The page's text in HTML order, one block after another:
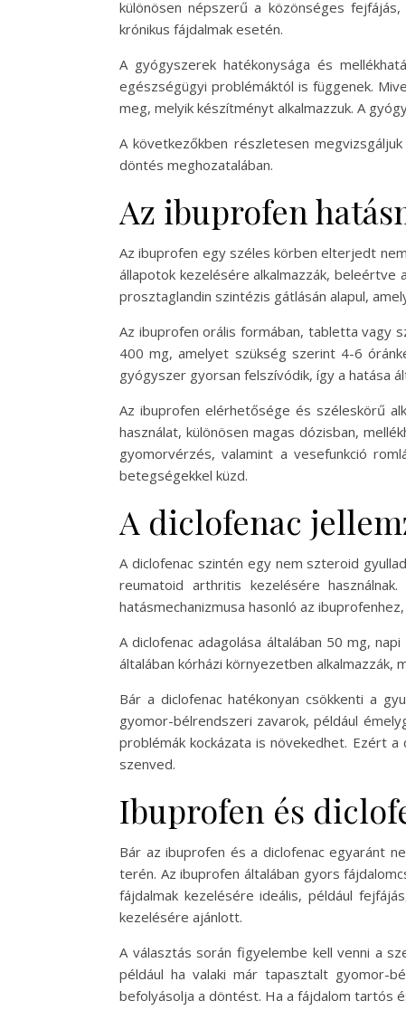
különösen népszerű a közönséges
krónikus fájdalmak esetén.
A gyógyszerek hatékonysága és
egészségügyi problémáktól is függenek.
meg, melyik készítményt alkalmazzuk. A
A következőkben részletesen
döntés meghozatalában.
Az ibuprofen
Az ibuprofen egy széles körben elterjedt
állapotok kezelésére alkalmazzák, beleértve
prosztaglandin szintézis gátlásán alapul,
Az ibuprofen orális formában, tabletta vagy
400 mg, amelyet szükség szerint 4-6
gyógyszer gyorsan felszívódik, így a hatása
Az ibuprofen elérhetősége és széleskörű
használat, különösen magas dózisban,
gyomorvérzés, valamint a vesefunkció
betegségekkel küzd.
A diclofenac
A diclofenac szintén egy nem szteroid
reumatoid arthritis kezelésére
hatásmechanizmusa hasonló az
A diclofenac adagolása általában 50 mg,
általában kórházi környezetben alkalmazzák,
Bár a diclofenac hatékonyan csökkenti a
gyomor-bélrendszeri zavarok, például
problémák kockázata is növekedhet. Ezért
szenved.
Ibuprofen és
Bár az ibuprofen és a diclofenac egyaránt
terén. Az ibuprofen általában gyors
fájdalmak kezelésére ideális, például
kezelésére ajánlott.
A választás során figyelembe kell venni a
például ha valaki már tapasztalt gyomor-
befolyásolja a döntést. Ha a fájdalom tartós